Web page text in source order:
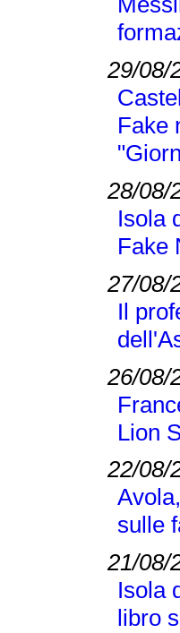
29/08/
Fake
28/08/
Isola
Fake
27/08/
Il
26/08/
Lion
22/08/
sulle
21/08/
Isola
libro